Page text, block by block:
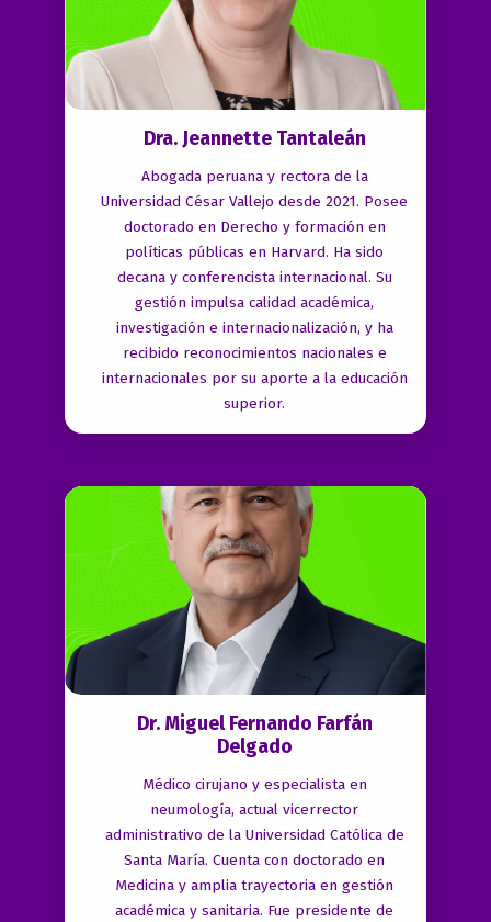
Dra. Jeannette Tantaleán
Abogada peruana y rectora de la
Universidad César Vallejo desde 2021. Posee
doctorado en Derecho y formación en
políticas públicas en Harvard. Ha sido
decana y conferencista internacional. Su
gestión impulsa calidad académica,
investigación e internacionalización, y ha
recibido reconocimientos nacionales e
internacionales por su aporte a la educación
superior.
Dr. Miguel Fernando Farfán
Delgado
Médico cirujano y especialista en
neumología, actual vicerrector
administrativo de la Universidad Católica de
Santa María. Cuenta con doctorado en
Medicina y amplia trayectoria en gestión
académica y sanitaria. Fue presidente de